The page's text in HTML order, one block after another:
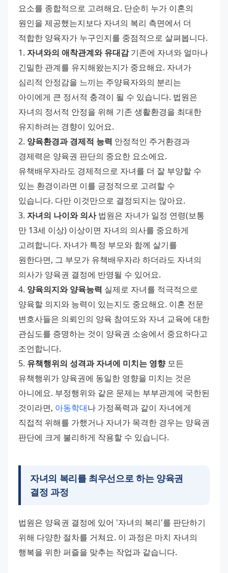
요소를 종합적으로 고려해요. 단순히 누가 이혼의
원인을 제공했는지보다 자녀의 복리 측면에서 더
적합한 양육자가 누구인지를 중점적으로 살펴봅니다.
1. 자녀와의 애착관계와 유대감 기존에 자녀와 얼마나
긴밀한 관계를 유지해왔는지가 중요해요. 자녀가
심리적 안정감을 느끼는 주양육자와의 분리는
아이에게 큰 정서적 충격이 될 수 있습니다. 법원은
자녀의 정서적 안정을 위해 기존 생활환경을 최대한
유지하려는 경향이 있어요.
2. 양육환경과 경제적 능력 안정적인 주거환경과
경제력은 양육권 판단의 중요한 요소에요.
유책배우자라도 경제적으로 자녀를 더 잘 부양할 수
있는 환경이라면 이를 긍정적으로 고려할 수
있습니다. 다만 이것만으로 결정되지는 않아요.
3. 자녀의 나이와 의사 법원은 자녀가 일정 연령(보통
만 13세 이상) 이상이면 자녀의 의사를 중요하게
고려합니다. 자녀가 특정 부모와 함께 살기를
원한다면, 그 부모가 유책배우자라 하더라도 자녀의
의사가 양육권 결정에 반영될 수 있어요.
4. 양육의지와 양육능력 실제로 자녀를 적극적으로
양육할 의지와 능력이 있는지도 중요해요. 이혼 전문
변호사들은 의뢰인의 양육 참여도와 자녀 교육에 대한
관심도를 증명하는 것이 양육권 소송에서 중요하다고
조언합니다.
5. 유책행위의 성격과 자녀에 미치는 영향 모든
유책행위가 양육권에 동일한 영향을 미치는 것은
아니에요. 부정행위와 같은 문제는 부부관계에 국한된
것이라면, 아동학대나 가정폭력과 같이 자녀에게
직접적 위해를 가했거나 자녀가 목격한 경우는 양육권
판단에 크게 불리하게 작용할 수 있습니다.
자녀의 복리를 최우선으로 하는 양육권
결정 과정
법원은 양육권 결정에 있어 '자녀의 복리'를 판단하기
위해 다양한 절차를 거쳐요. 이 과정은 마치 자녀의
행복을 위한 퍼즐을 맞추는 작업과 같습니다.